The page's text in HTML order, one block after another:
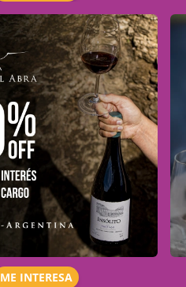
ME INTERESA